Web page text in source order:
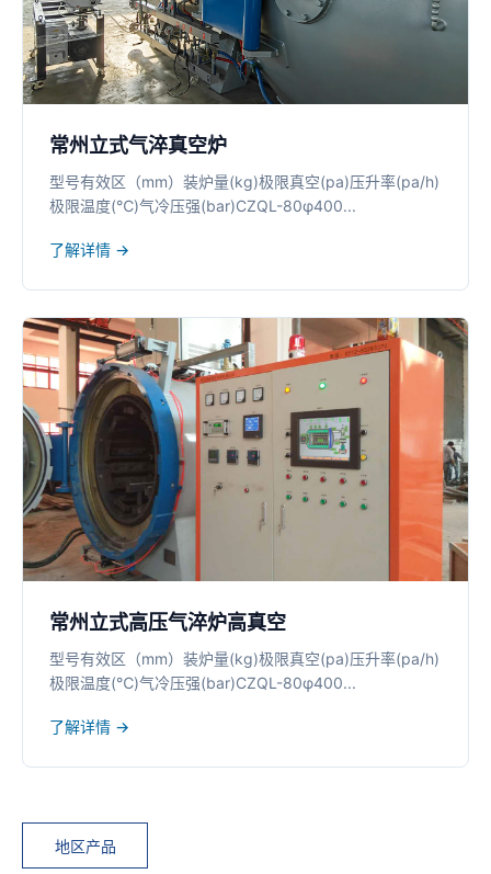
常州立式气淬真空炉
型号有效区（mm）装炉量(kg)极限真空(pa)压升率(pa/h)
极限温度(℃)气冷压强(bar)CZQL-80φ400...
了解详情 →
常州立式高压气淬炉高真空
型号有效区（mm）装炉量(kg)极限真空(pa)压升率(pa/h)
极限温度(℃)气冷压强(bar)CZQL-80φ400...
了解详情 →
地区产品